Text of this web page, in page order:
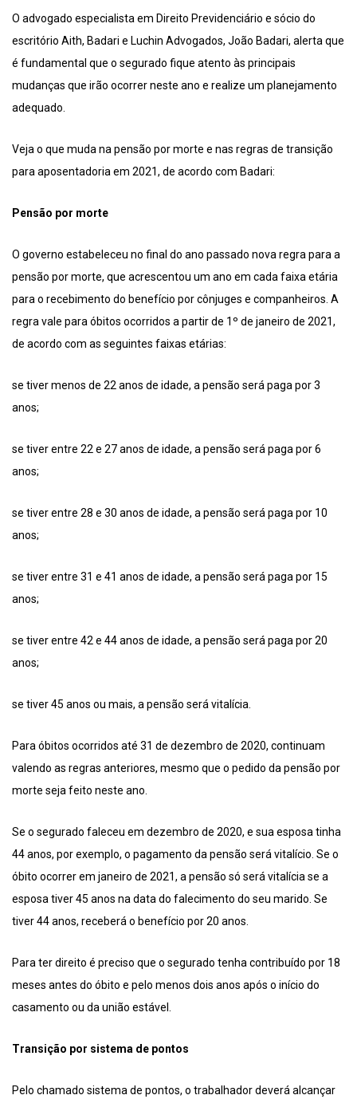
O advogado especialista em Direito Previdenciário e sócio do
escritório Aith, Badari e Luchin Advogados, João Badari, alerta que
é fundamental que o segurado fique atento às principais
mudanças que irão ocorrer neste ano e realize um planejamento
adequado.
Veja o que muda na pensão por morte e nas regras de transição
para aposentadoria em 2021, de acordo com Badari:
Pensão por morte
O governo estabeleceu no final do ano passado nova regra para a
pensão por morte, que acrescentou um ano em cada faixa etária
para o recebimento do benefício por cônjuges e companheiros. A
regra vale para óbitos ocorridos a partir de 1º de janeiro de 2021,
de acordo com as seguintes faixas etárias:
se tiver menos de 22 anos de idade, a pensão será paga por 3
anos;
se tiver entre 22 e 27 anos de idade, a pensão será paga por 6
anos;
se tiver entre 28 e 30 anos de idade, a pensão será paga por 10
anos;
se tiver entre 31 e 41 anos de idade, a pensão será paga por 15
anos;
se tiver entre 42 e 44 anos de idade, a pensão será paga por 20
anos;
se tiver 45 anos ou mais, a pensão será vitalícia.
Para óbitos ocorridos até 31 de dezembro de 2020, continuam
valendo as regras anteriores, mesmo que o pedido da pensão por
morte seja feito neste ano.
Se o segurado faleceu em dezembro de 2020, e sua esposa tinha
44 anos, por exemplo, o pagamento da pensão será vitalício. Se o
óbito ocorrer em janeiro de 2021, a pensão só será vitalícia se a
esposa tiver 45 anos na data do falecimento do seu marido. Se
tiver 44 anos, receberá o benefício por 20 anos.
Para ter direito é preciso que o segurado tenha contribuído por 18
meses antes do óbito e pelo menos dois anos após o início do
casamento ou da união estável.
Transição por sistema de pontos
Pelo chamado sistema de pontos, o trabalhador deverá alcançar